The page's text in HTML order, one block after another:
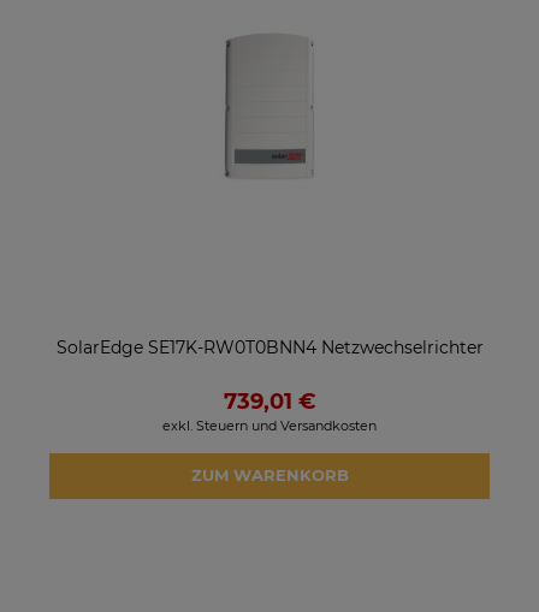
SolarEdge SE17K-RW0T0BNN4 Netzwechselrichter
739,01 €
exkl. Steuern und Versandkosten
ZUM WARENKORB